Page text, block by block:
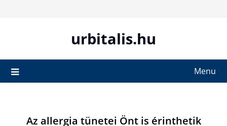
urbitalis.hu
Menu
Az allergia tünetei Önt is érinthetik